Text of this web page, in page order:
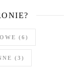
(6)
(3)